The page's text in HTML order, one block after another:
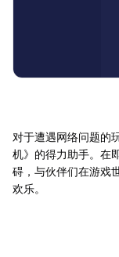
对于遭遇网络问题的
机》的得力助手。在
碍，与伙伴们在游戏
欢乐。